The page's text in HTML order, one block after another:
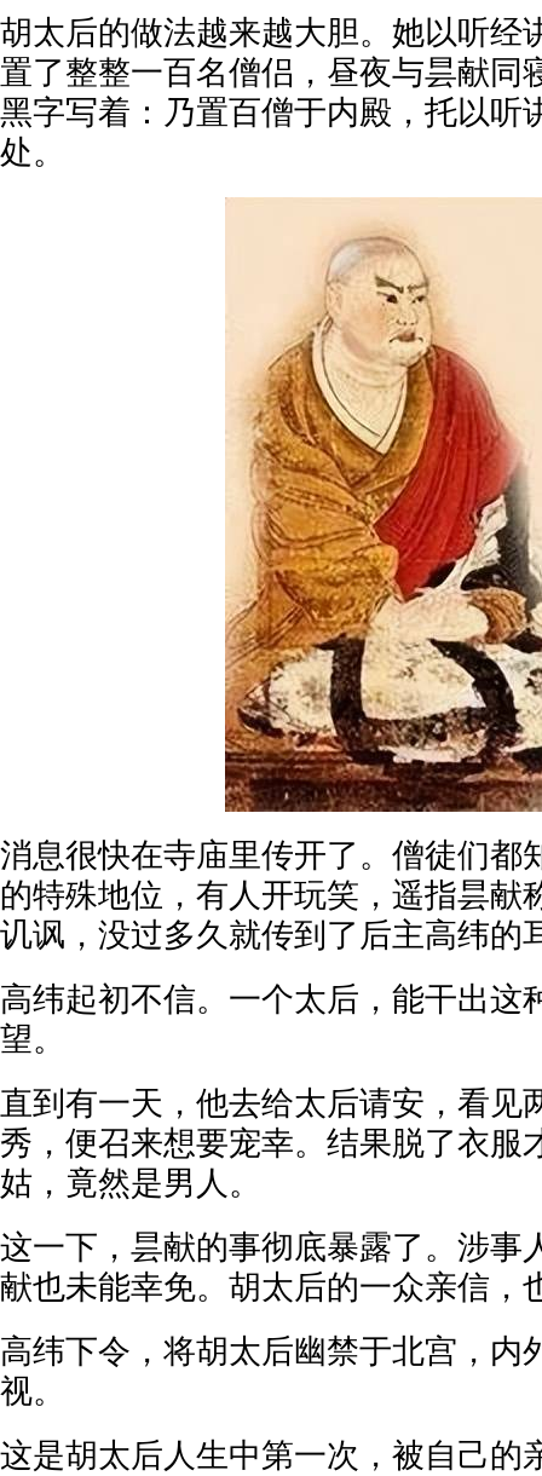
胡太后的做法越来越大胆。她以听经
置了整整一百名僧侣，昼夜与昙献同
黑字写着：乃置百僧于内殿，托以听
处。
消息很快在寺庙里传开了。僧徒们都
的特殊地位，有人开玩笑，遥指昙献
讥讽，没过多久就传到了后主高纬的
高纬起初不信。一个太后，能干出这
望。
直到有一天，他去给太后请安，看见
秀，便召来想要宠幸。结果脱了衣服
姑，竟然是男人。
这一下，昙献的事彻底暴露了。涉事
献也未能幸免。胡太后的一众亲信，
高纬下令，将胡太后幽禁于北宫，内
视。
这是胡太后人生中第一次，被自己的